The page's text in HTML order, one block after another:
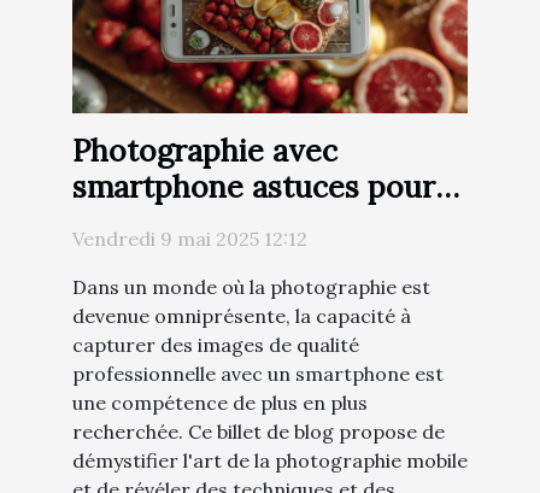
Photographie avec
smartphone astuces pour
capturer des images
mobile
Vendredi 9 mai 2025 12:12
Dans un monde où la photographie est
devenue omniprésente, la capacité à
capturer des images de qualité
professionnelle avec un smartphone est
une compétence de plus en plus
recherchée. Ce billet de blog propose de
démystifier l'art de la photographie mobile